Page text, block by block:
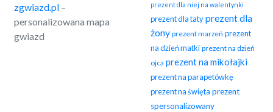
zgwiazd.pl –
personalizowana mapa
gwiazd
prezent dla niej na walentynki
prezent dla tatyprezent dla
żony prezent marzeń prezent
na dzień matki prezent na dzień
ojca prezent na mikołajki
prezent na parapetówkę
prezent na święta prezent
spersonalizowany